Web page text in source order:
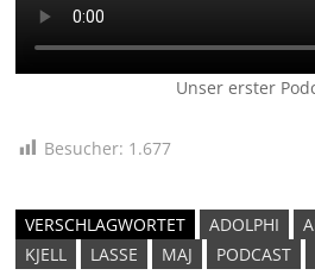
Unser erster
Besucher: 1.677
VERSCHLAGWORTET ADOLPHI
KJELL
LASSE MAJ PODCAST